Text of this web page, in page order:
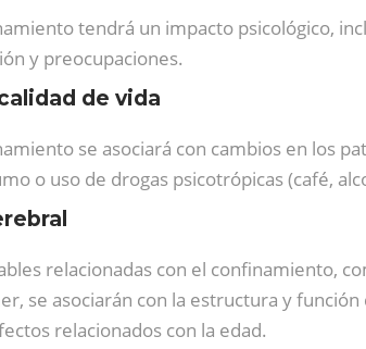
tendrá un impacto psicológico,
y preocupaciones.
de vida
se asociará con cambios en los
o uso de drogas psicotrópicas (café,
relacionadas con el confinamiento,
se asociarán con la estructura y
relacionados con la edad.